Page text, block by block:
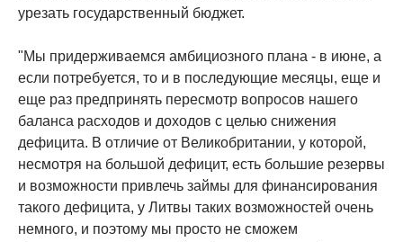
урезать государственный бюджет.
"Мы придерживаемся амбициозного плана - в июне, а
если потребуется, то и в последующие месяцы, еще и
еще раз предпринять пересмотр вопросов нашего
баланса расходов и доходов с целью снижения
дефицита. В отличие от Великобритании, у которой,
несмотря на большой дефицит, есть большие резервы
и возможности привлечь займы для финансирования
такого дефицита, у Литвы таких возможностей очень
немного, и поэтому мы просто не сможем